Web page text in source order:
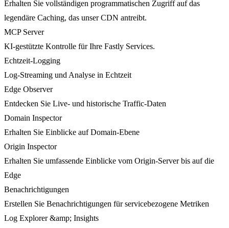
Erhalten Sie vollständigen programmatischen Zugriff auf das
legendäre Caching, das unser CDN antreibt.
MCP Server
KI-gestützte Kontrolle für Ihre Fastly Services.
Echtzeit-Logging
Log-Streaming und Analyse in Echtzeit
Edge Observer
Entdecken Sie Live- und historische Traffic-Daten
Domain Inspector
Erhalten Sie Einblicke auf Domain-Ebene
Origin Inspector
Erhalten Sie umfassende Einblicke vom Origin-Server bis auf die
Edge
Benachrichtigungen
Erstellen Sie Benachrichtigungen für servicebezogene Metriken
Log Explorer &amp; Insights